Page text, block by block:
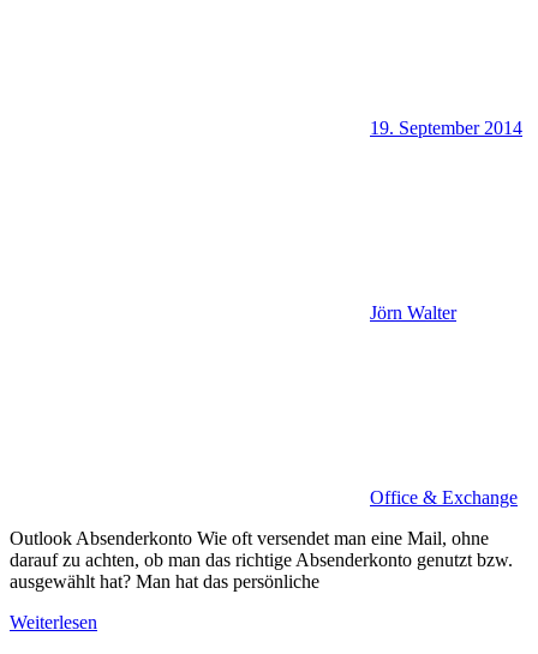
19. September 2014
Jörn Walter
Office & Exchange
Outlook Absenderkonto Wie oft versendet man eine Mail, ohne
darauf zu achten, ob man das richtige Absenderkonto genutzt bzw.
ausgewählt hat? Man hat das persönliche
Weiterlesen